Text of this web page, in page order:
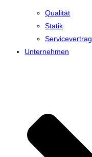
Qualität
Statik
Servicevertrag
Unternehmen